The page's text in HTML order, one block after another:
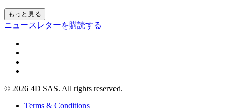
もっと見る
ニュースレターを購読する
© 2026 4D SAS. All rights reserved.
Terms & Conditions